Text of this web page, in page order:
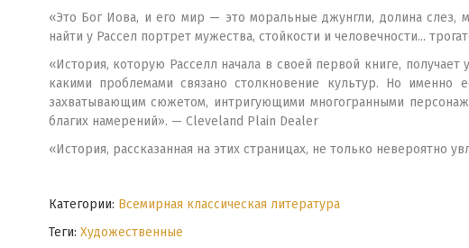
«Это Бог Иова, и его мир — это моральные джунгли, долина слез,
найти у Рассел портрет мужества, стойкости и человечности...
«История, которую Расселл начала в своей первой книге,
какими проблемами связано столкновение культур. Но
захватывающим сюжетом, интригующими многогранными
благих намерений». — Cleveland Plain Dealer
«История, рассказанная на этих страницах, не только невероятно
Категории: Всемирная классическая литература
Теги: Художественные